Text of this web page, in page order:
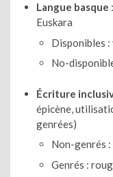
Langue basque
Euskara
Disponibles
No-
Écriture
épicène,
genrées)
Non-genrés
Genrés :